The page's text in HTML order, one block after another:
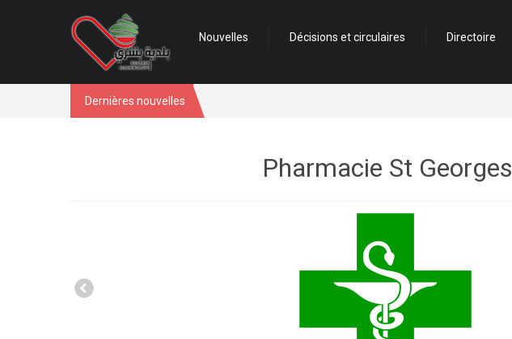
Nouvelles Décisions et circulaires Directoire
Dernières nouvelles
Pharmacie St Georges